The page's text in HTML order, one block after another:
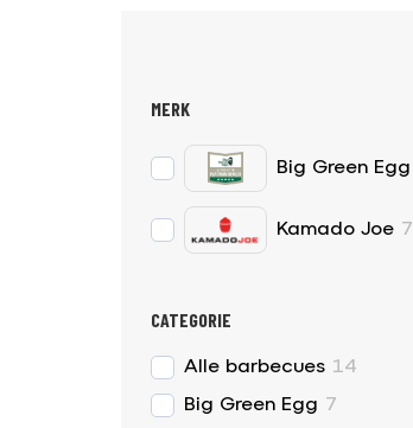
MERK
Big Green Egg
Kamado Joe 7
CATEGORIE
Alle barbecues 14
Big Green Egg
7